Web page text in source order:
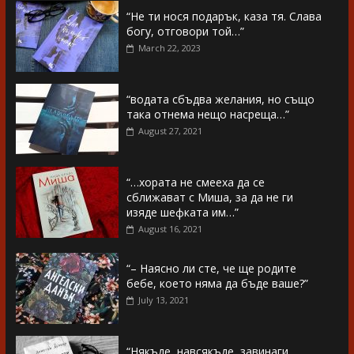
“Не ти нося подарък, каза тя. Слава
богу, отговори той…”
March 22, 2023
“водата сбъдва желания, но също
така отнема нещо насреща…”
August 27, 2021
“…хората не смееха да се
сближават с Миша, за да не ги
изяде шефката им…”
August 16, 2021
“– Наясно ли сте, че ще родите
бебе, което няма да бъде ваше?”
July 13, 2021